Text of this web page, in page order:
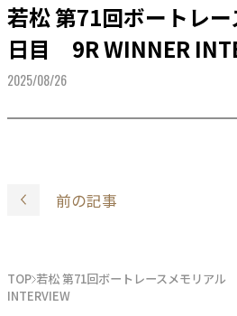
若松 第71回ボートレ
日目 9R WINNER
2025/08/26
前の記事
TOP 若松 第71回ボートレースメモリア
INTERVIEW